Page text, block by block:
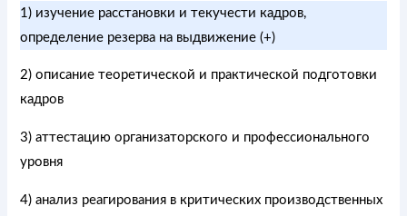
1) изучение расстановки и текучести кадров,
определение резерва на выдвижение (+)
2) описание теоретической и практической подготовки
кадров
3) аттестацию организаторского и профессионального
уровня
4) анализ реагирования в критических производственных